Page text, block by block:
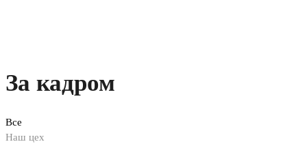
За кадром
Все
Наш цех